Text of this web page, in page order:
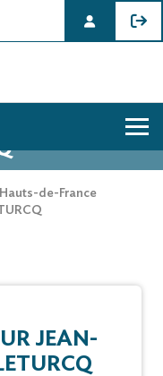
PIERRE
Hauts-de-France
JEAN-